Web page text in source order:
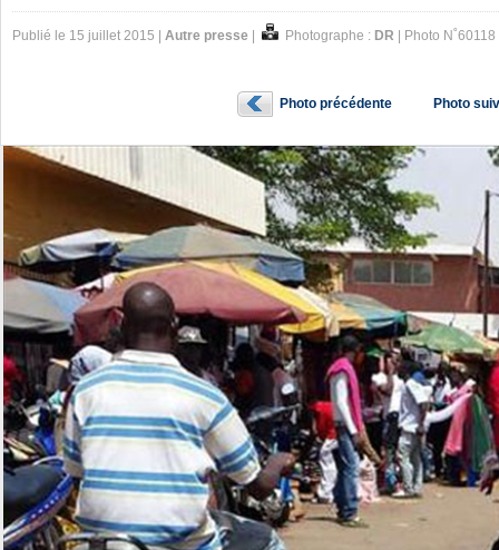
Publié le 15 juillet 2015 | Autre presse Photographe : DR | Photo N˚60118
Photo précédente Photo